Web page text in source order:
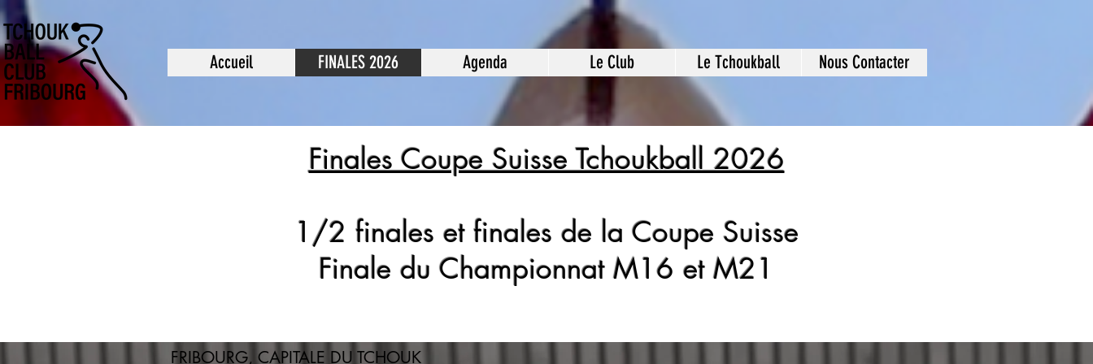
Accueil FINALES 2026 Agenda Le Club Le Tchoukball Nous Contacter
FRIBOURG, CAPITALE DU TCHOUK
Finales Coupe Suisse Tchoukball 2026
1/2 finales et finales de la Coupe Suisse
Finale du Championnat M16 et M21